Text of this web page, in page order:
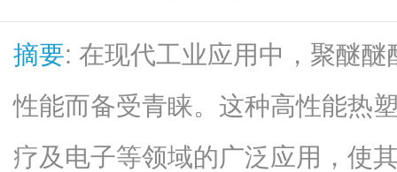
摘要: 在现代工业应用中，聚醚
性能而备受青睐。这种高性能热
疗及电子等领域的广泛应用，使